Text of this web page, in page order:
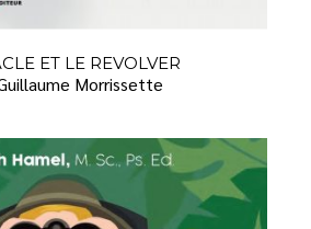
ET LE REVOLVER
Morrissette